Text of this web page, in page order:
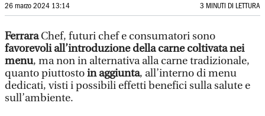
26 marzo 2024 13:14 3 MINUTI DI LETTURA
FerraraChef, futuri chef e consumatori sono
favorevoli all’introduzione della carne coltivata nei
menu, ma non in alternativa alla carne tradizionale,
quanto piuttostoin aggiunta, all’interno di menu
dedicati, visti i possibili effetti benefici sulla salute e
sull’ambiente.